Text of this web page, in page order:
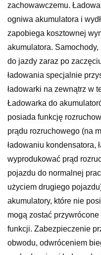
zachowawczemu.
ogniwa akumulatora i
zapobiega kosztownej
akumulatora.
do jazdy zaraz po
ładowania specjalnie
ładowarki na zewnątrz w
Ładowarka do
posiada funkcję
prądu rozruchowego (na
ładowaniu kondensatora,
wyprodukować prąd
pojazdu do normalnej
użyciem drugiego
akumulatory, które nie
mogą zostać
funkcji. Zabezpieczenie
obwodu, odwróceniem